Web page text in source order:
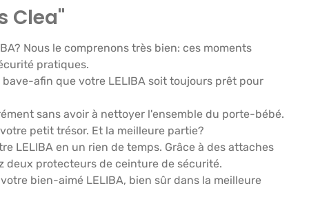
Clea"
Nous le comprenons très bien: ces moments
pratiques.
afin que votre LELIBA soit toujours prêt pour
sans avoir à nettoyer l'ensemble du porte-bébé.
petit trésor. Et la meilleure partie?
LELIBA en un rien de temps. Grâce à des attaches
deux protecteurs de ceinture de sécurité.
bien-aimé LELIBA, bien sûr dans la meilleure